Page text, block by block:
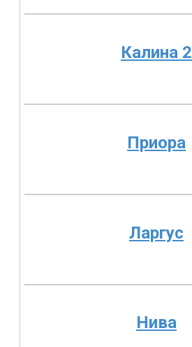
Калина 2
Приора
Ларгус
Нива